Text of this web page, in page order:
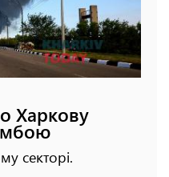
Харкову
секторі.